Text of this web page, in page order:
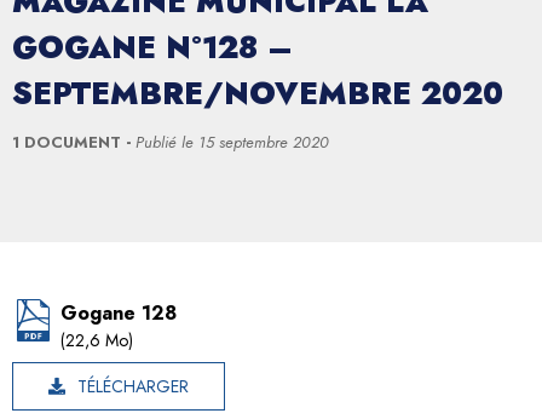
GOGANE N°128 –
SEPTEMBRE/NOVEMBRE 2020
1 DOCUMENT Publié le 15 septembre 2020
Gogane 128
(22,6 Mo)
TÉLÉCHARGER